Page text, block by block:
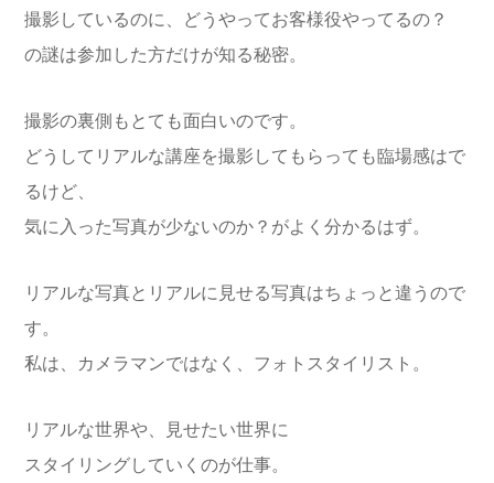
撮影しているのに、どうやってお客様役やってるの？
の謎は参加した方だけが知る秘密。
撮影の裏側もとても面白いのです。
どうしてリアルな講座を撮影してもらっても臨場感はで
るけど、
気に入った写真が少ないのか？がよく分かるはず。
リアルな写真とリアルに見せる写真はちょっと違うので
す。
私は、カメラマンではなく、フォトスタイリスト。
リアルな世界や、見せたい世界に
スタイリングしていくのが仕事。